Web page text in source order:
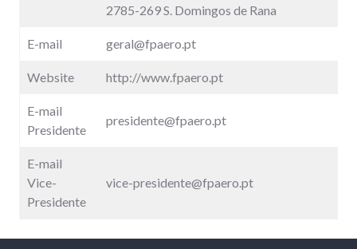
2785-269 S. Domingos de Rana
E-mail geral@fpaero.pt
Website http://www.fpaero.pt
E-mail
Presidente
presidente@fpaero.pt
E-mail
Vice-
Presidente
vice-presidente@fpaero.pt